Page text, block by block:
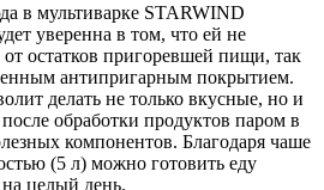
в мультиварке STARWIND
уверенна в том, что ей не
остатков пригоревшей пищи, так
антипригарным покрытием.
делать не только вкусные, но и
обработки продуктов паром в
компонентов. Благодаря чаше
(5 л) можно готовить еду
целый день.